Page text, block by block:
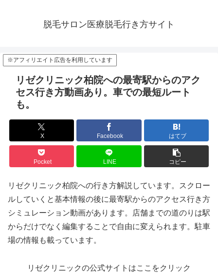
脱毛サロン医療脱毛行き方サイト
※アフィリエイト広告を利用しています
リゼクリニック柏院への最寄駅からのアク
セス行き方動画あり。車での最短ルート
も。
X Facebook はてブ
Pocket LINE コピー
リゼクリニック柏院への行き方解説しています。スクロー
ルしていくと基本情報の後に最寄駅からのアクセス行き方
シミュレーション動画があります。店舗までの道のりは駅
からだけでなく編集することで自由に変えられます。駐車
場の情報も載っています。
リゼクリニックの公式サイトはここをクリック